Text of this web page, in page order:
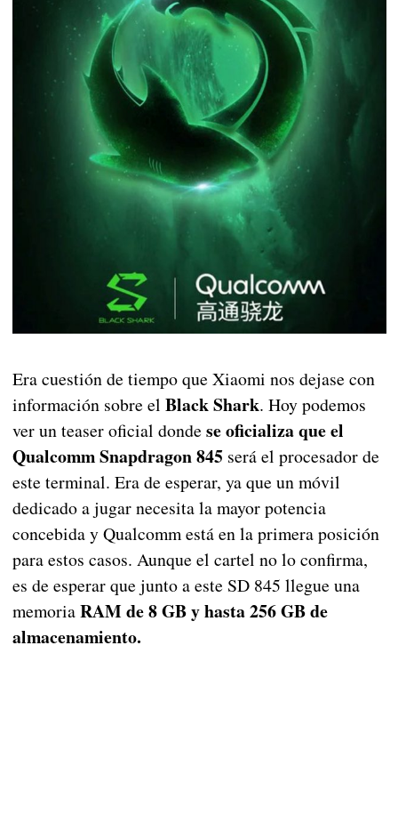
Era cuestión de tiempo que Xiaomi nos dejase con
información sobre el Black Shark. Hoy podemos
ver un teaser oficial donde se oficializa que el
Qualcomm Snapdragon 845será el procesador de
este terminal. Era de esperar, ya que un móvil
dedicado a jugar necesita la mayor potencia
concebida y Qualcomm está en la primera posición
para estos casos. Aunque el cartel no lo confirma,
es de esperar que junto a este SD 845 llegue una
memoriaRAM de 8 GB y hasta 256 GB de
almacenamiento.